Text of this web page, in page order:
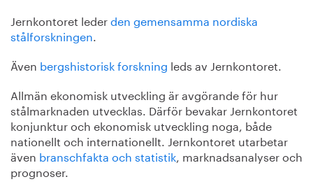
Jernkontoret lederden gemensamma nordiska
stålforskningen.
Även bergshistorisk forskning leds av Jernkontoret.
Allmän ekonomisk utveckling är avgörande för hur
stålmarknaden utvecklas. Därför bevakar Jernkontoret
konjunktur och ekonomisk utveckling noga, både
nationellt och internationellt. Jernkontoret utarbetar
även branschfakta och statistik, marknadsanalyser och
prognoser.